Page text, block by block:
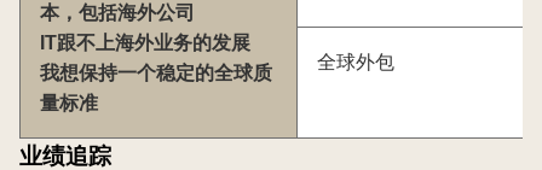
本，包括海外公司
IT跟不上海外业务的发展
我想保持一个稳定的全球质
量标准
全球外包
业绩追踪